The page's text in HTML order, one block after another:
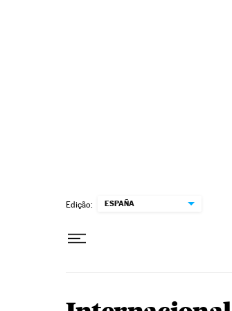
Edição: ESPAÑA